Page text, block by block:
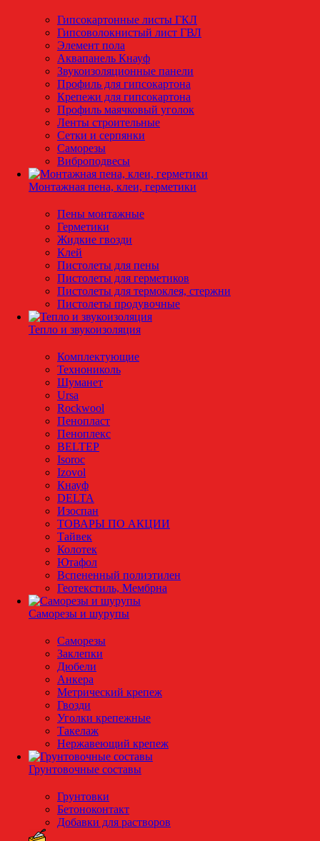
Гипсокартонные листы ГКЛ
Гипсоволокнистый лист ГВЛ
Элемент пола
Аквапанель Кнауф
Звукоизоляционные панели
Профиль для гипсокартона
Крепежи для гипсокартона
Профиль маячковый уголок
Ленты строительные
Сетки и серпянки
Саморезы
Виброподвесы
Монтажная пена, клеи, герметики
Пены монтажные
Герметики
Жидкие гвозди
Клей
Пистолеты для пены
Пистолеты для герметиков
Пистолеты для термоклея, стержни
Пистолеты продувочные
Тепло и звукоизоляция
Комплектующие
Технониколь
Шуманет
Ursa
Rockwool
Пенопласт
Пеноплекс
BELTEP
Isoroc
Izovol
Кнауф
DELTA
Изоспан
ТОВАРЫ ПО АКЦИИ
Тайвек
Колотек
Ютафол
Вспененный полиэтилен
Геотекстиль, Мембрна
Саморезы и шурупы
Саморезы
Заклепки
Дюбели
Анкера
Метрический крепеж
Гвозди
Уголки крепежные
Такелаж
Нержавеющий крепеж
Грунтовочные составы
Грунтовки
Бетоноконтакт
Добавки для растворов